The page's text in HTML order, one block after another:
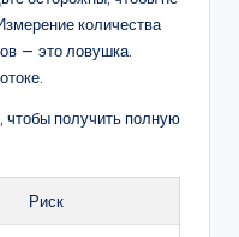
количества
— это ловушка.
чтобы получить полную
Риск